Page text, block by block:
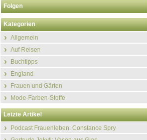
Folgen
Kategorien
Allgemein
Auf Reisen
Buchtipps
England
Frauen und Gärten
Mode-Farben-Stoffe
Letzte Artikel
Podcast Frauenleben: Constance Spry